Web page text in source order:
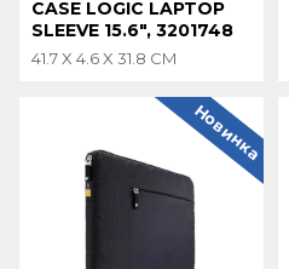
CASE LOGIC LAPTOP
SLEEVE 15.6", 3201748
41.7 X 4.6 X 31.8 CM
Новинка